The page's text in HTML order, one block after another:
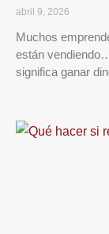
abril 9, 2026
Muchos
están
significa ganar